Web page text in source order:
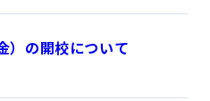
）の開校について